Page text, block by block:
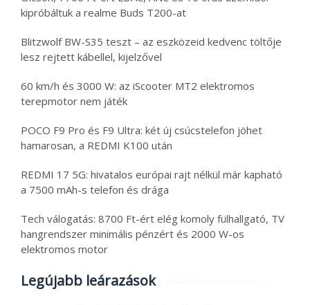
kipróbáltuk a realme Buds T200-at
Blitzwolf BW-S35 teszt – az eszközeid kedvenc töltője
lesz rejtett kábellel, kijelzővel
60 km/h és 3000 W: az iScooter MT2 elektromos
terepmotor nem játék
POCO F9 Pro és F9 Ultra: két új csúcstelefon jöhet
hamarosan, a REDMI K100 után
REDMI 17 5G: hivatalos európai rajt nélkül már kapható
a 7500 mAh-s telefon és drága
Tech válogatás: 8700 Ft-ért elég komoly fülhallgató, TV
hangrendszer minimális pénzért és 2000 W-os
elektromos motor
Legújabb leárazások